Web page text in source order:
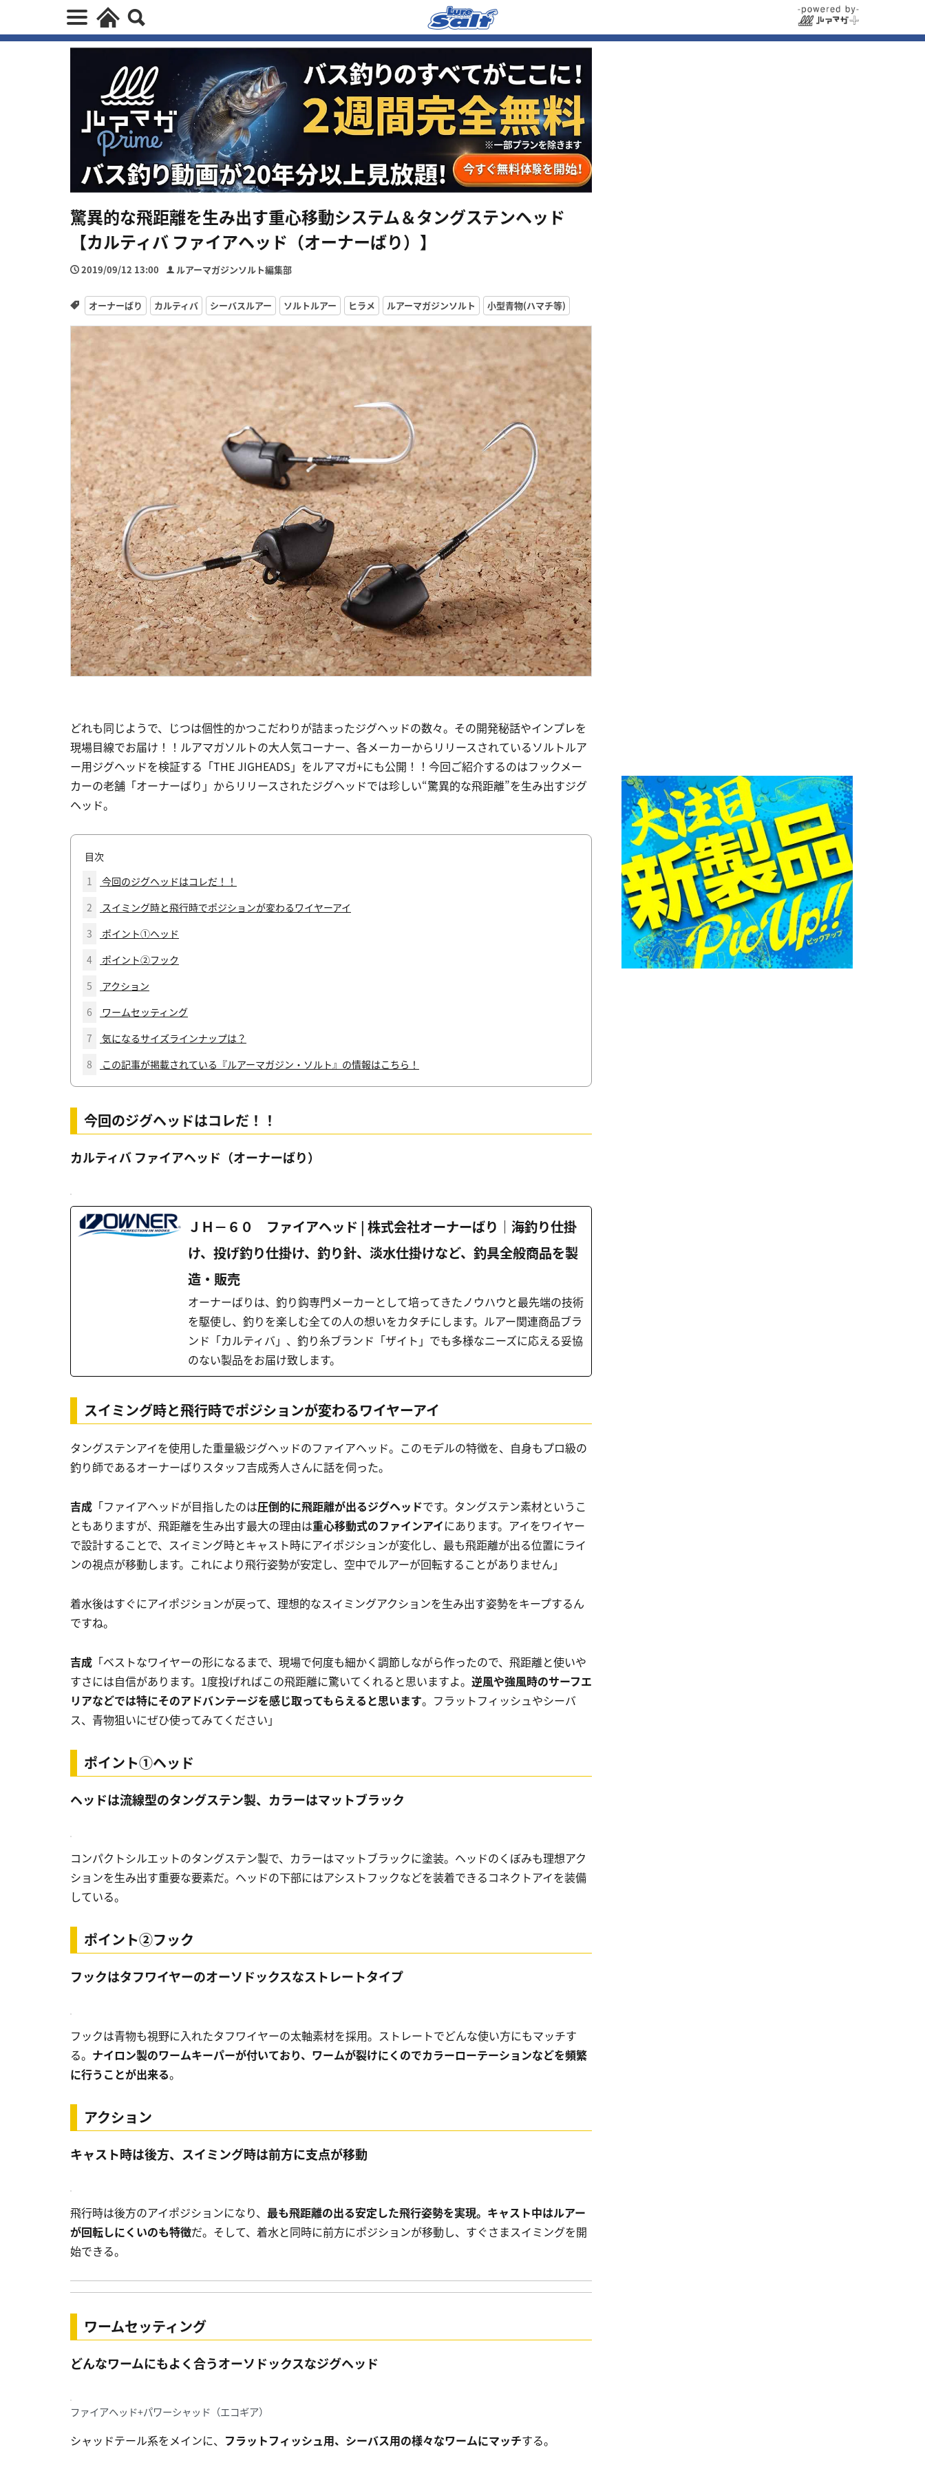
驚異的な飛距離を生み出す重心移動システム＆タングステンヘッド
【カルティバ ファイアヘッド（オーナーばり）】
2019/09/12 13:00 ルアーマガジンソルト編集部
オーナーばり カルティバ シーバスルアー ソルトルアー ヒラメ ルアーマガジンソルト 小型青物(ハマチ等)
どれも同じようで、じつは個性的かつこだわりが詰まったジグヘッドの数々。その開発秘話やインプレを
現場目線でお届け！！ルアマガソルトの大人気コーナー、各メーカーからリリースされているソルトルア
ー用ジグヘッドを検証する「THE JIGHEADS」をルアマガ+にも公開！！今回ご紹介するのはフックメー
カーの老舗「オーナーばり」からリリースされたジグヘッドでは珍しい“驚異的な飛距離”を生み出すジグ
ヘッド。
目次
1
今回のジグヘッドはコレだ！！
2
スイミング時と飛行時でポジションが変わるワイヤーアイ
3
ポイント①ヘッド
4
ポイント②フック
5
アクション
6
ワームセッティング
7
気になるサイズラインナップは？
8
この記事が掲載されている『ルアーマガジン・ソルト』の情報はこちら！
今回のジグヘッドはコレだ！！
カルティバ ファイアヘッド（オーナーばり）
ＪＨ－６０ ファイアヘッド | 株式会社オーナーばり｜海釣り仕掛
け、投げ釣り仕掛け、釣り針、淡水仕掛けなど、釣具全般商品を製
造・販売
オーナーばりは、釣り鈎専門メーカーとして培ってきたノウハウと最先端の技術
を駆使し、釣りを楽しむ全ての人の想いをカタチにします。ルアー関連商品ブラ
ンド「カルティバ」、釣り糸ブランド「ザイト」でも多様なニーズに応える妥協
のない製品をお届け致します。
スイミング時と飛行時でポジションが変わるワイヤーアイ
タングステンアイを使用した重量級ジグヘッドのファイアヘッド。このモデルの特徴を、自身もプロ級の
釣り師であるオーナーばりスタッフ吉成秀人さんに話を伺った。
吉成 「ファイアヘッドが目指したのは圧倒的に飛距離が出るジグヘッドです。タングステン素材というこ
ともありますが、飛距離を生み出す最大の理由は重心移動式のファインアイにあります。アイをワイヤー
で設計することで、スイミング時とキャスト時にアイポジションが変化し、最も飛距離が出る位置にライ
ンの視点が移動します。これにより飛行姿勢が安定し、空中でルアーが回転することがありません」
着水後はすぐにアイポジションが戻って、理想的なスイミングアクションを生み出す姿勢をキープするん
ですね。
吉成 「ベストなワイヤーの形になるまで、現場で何度も細かく調節しながら作ったので、飛距離と使いや
すさには自信があります。1度投げればこの飛距離に驚いてくれると思いますよ。 逆風や強風時のサーフエ
リアなどでは特にそのアドバンテージを感じ取ってもらえると思います。フラットフィッシュやシーバ
ス、青物狙いにぜひ使ってみてください」
ポイント①ヘッド
ヘッドは流線型のタングステン製、カラーはマットブラック
コンパクトシルエットのタングステン製で、カラーはマットブラックに塗装。ヘッドのくぼみも理想アク
ションを生み出す重要な要素だ。ヘッドの下部にはアシストフックなどを装着できるコネクトアイを装備
している。
ポイント②フック
フックはタフワイヤーのオーソドックスなストレートタイプ
フックは青物も視野に入れたタフワイヤーの太軸素材を採用。ストレートでどんな使い方にもマッチす
る。 ナイロン製のワームキーパーが付いており、ワームが裂けにくのでカラーローテーションなどを頻繁
に行うことが出来る。
アクション
キャスト時は後方、スイミング時は前方に支点が移動
飛行時は後方のアイポジションになり、 最も飛距離の出る安定した飛行姿勢を実現。キャスト中はルアー
が回転しにくいのも特徴だ。そして、着水と同時に前方にポジションが移動し、すぐさまスイミングを開
始できる。
ワームセッティング
どんなワームにもよく合うオーソドックスなジグヘッド
ファイアヘッド+パワーシャッド（エコギア）
シャッドテール系をメインに、 フラットフィッシュ用、シーバス用の様々なワームにマッチする。